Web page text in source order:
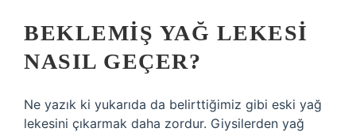
BEKLEMIŞ YAĞ LEKESI
NASIL GEÇER?
Ne yazık ki yukarıda da belirttiğimiz gibi eski yağ
lekesini çıkarmak daha zordur. Giysilerden yağ